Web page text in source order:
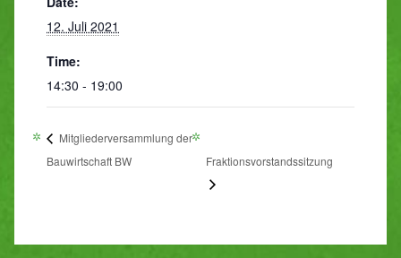
12. Juli 2021
Time:
14:30 - 19:00
Mitgliederversammlung der
Bauwirtschaft BW
Fraktionsvorstandssitzung